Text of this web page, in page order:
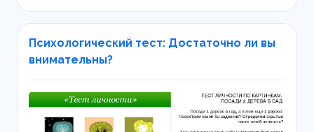
Психологический тест: Достаточно ли вы
внимательны?